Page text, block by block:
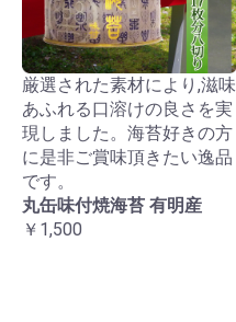
厳選された素材により,滋味
あふれる口溶けの良さを実
現しました。海苔好きの方
に是非ご賞味頂きたい逸品
です。
丸缶味付焼海苔 有明産
￥1,500